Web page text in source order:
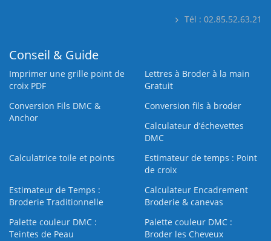
Tél : 02.85.52.63.21
Conseil & Guide
Imprimer une grille point de
croix PDF
Lettres à Broder à la main
Gratuit
Conversion Fils DMC &
Anchor
Conversion fils à broder
Calculateur d’échevettes
DMC
Calculatrice toile et points
Estimateur de temps : Point
de croix
Estimateur de Temps :
Broderie Traditionnelle
Calculateur Encadrement
Broderie & canevas
Palette couleur DMC :
Teintes de Peau
Palette couleur DMC :
Broder les Cheveux